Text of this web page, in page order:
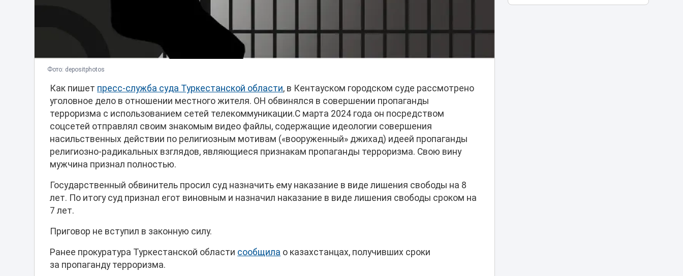
Фото: depositphotos
Как пишет пресс-служба суда Туркестанской области, в Кентауском городском суде рассмотрено
уголовное дело в отношении местного жителя. ОН обвинялся в совершении пропаганды
терроризма с использованием сетей телекоммуникации.С марта 2024 года он посредством
соцсетей отправлял своим знакомым видео файлы, содержащие идеологии совершения
насильственных действии по религиозным мотивам («вооруженный» джихад) идеей пропаганды
религиозно-радикальных взглядов, являющиеся признакам пропаганды терроризма. Свою вину
мужчина признал полностью.
Государственный обвинитель просил суд назначить ему наказание в виде лишения свободы на 8
лет. По итогу суд признал егот виновным и назначил наказание в виде лишения свободы сроком на
7 лет.
Приговор не вступил в законную силу.
Ранее прокуратура Туркестанской области сообщила о казахстанцах, получивших сроки
за пропаганду терроризма.